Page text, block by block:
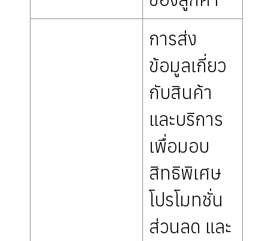
การส่ง
ข้อมูลเกี่ยว
กับสินค้า
และบริการ
เพื่อมอบ
สิทธิพิเศษ
โปรโมทชั่น
ส่วนลด และ